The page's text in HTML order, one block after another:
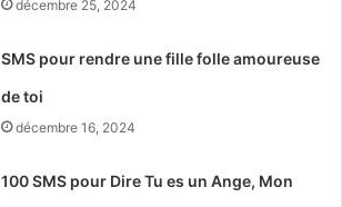
décembre 25, 2024
SMS pour rendre une fille folle amoureuse
de toi
décembre 16, 2024
100 SMS pour Dire Tu es un Ange, Mon